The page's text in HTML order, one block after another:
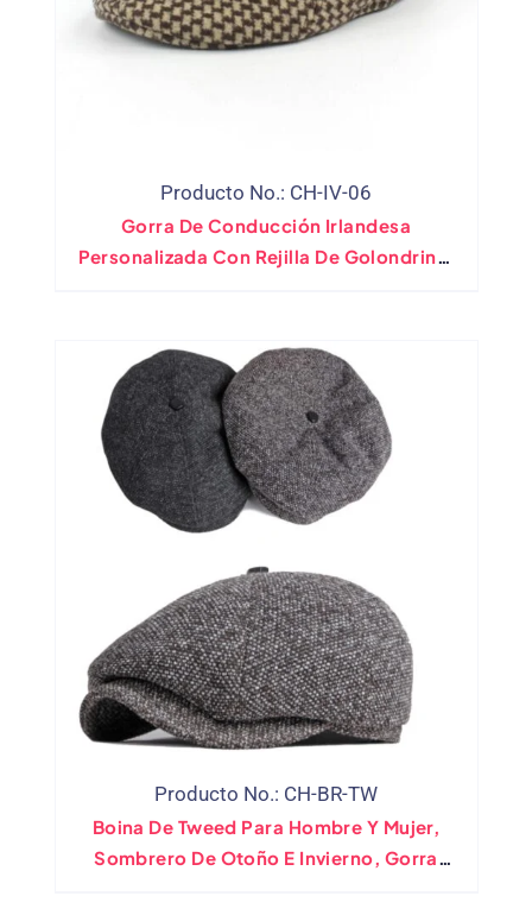
Producto No.: CH-IV-06
Gorra De Conducción Irlandesa
Personalizada Con Rejilla De Golondrina,
Producto No.: CH-BR-TW
Boina De Tweed Para Hombre Y Mujer,
Sombrero De Otoño E Invierno, Gorra